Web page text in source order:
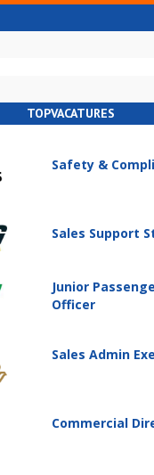
TOPVACATURES
Safety &
Sales Support
Junior
Officer
Sales Admin
Commercial